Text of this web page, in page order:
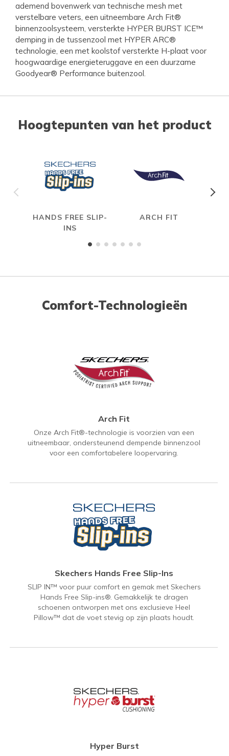
ademend bovenwerk van technische mesh met
verstelbare veters, een uitneembare Arch Fit®
binnenzoolsysteem, versterkte HYPER BURST ICE™
demping in de tussenzool met HYPER ARC®
technologie, een met koolstof versterkte H-plaat voor
hoogwaardige energieteruggave en een duurzame
Goodyear® Performance buitenzool.
Hoogtepunten van het product
HANDS FREE SLIP-
INS
ARCH FIT
Comfort-Technologieën
Arch Fit
Onze Arch Fit®-technologie is voorzien van een
uitneembaar, ondersteunend dempende binnenzool
voor een comfortabelere loopervaring.
Skechers Hands Free Slip-Ins
SLIP IN™ voor puur comfort en gemak met Skechers
Hands Free Slip-ins®. Gemakkelijk te dragen
schoenen ontworpen met ons exclusieve Heel
Pillow™ dat de voet stevig op zijn plaats houdt.
Hyper Burst